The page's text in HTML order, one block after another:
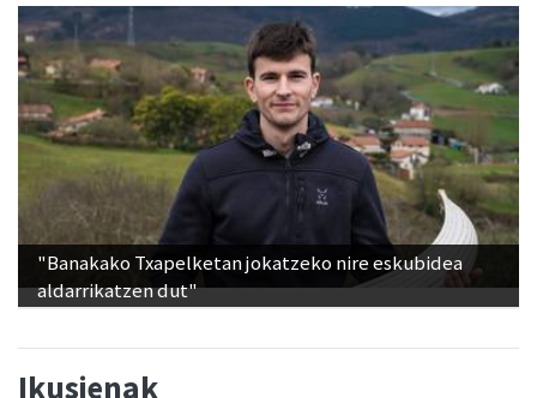
"Banakako Txapelketan jokatzeko nire eskubidea
aldarrikatzen dut"
Ikusienak